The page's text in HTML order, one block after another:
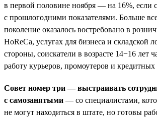
в первой половине ноября — на 16%, если
с прошлогодними показателями. Больше
поколение оказалось востребовано в
HoReCa, услугах для бизнеса и складской
стороны, соискатели в возрасте 14−16 лет
работу курьеров, промоутеров и кредитных
Совет номер три — выстраивать
с самозанятыми — со специалистами,
не могут находиться в штате, но готовы